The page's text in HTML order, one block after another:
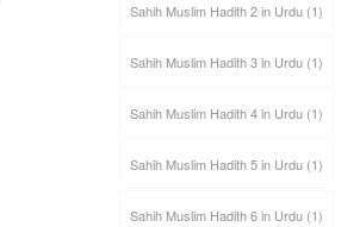
Sahih Muslim Hadith 2 in Urdu(1)
Sahih Muslim Hadith 3 in Urdu(1)
Sahih Muslim Hadith 4 in Urdu(1)
Sahih Muslim Hadith 5 in Urdu(1)
Sahih Muslim Hadith 6 in Urdu(1)